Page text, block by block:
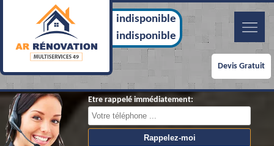
indisponible
indisponible
Devis Gratuit
Etre rappelé immédiatement: